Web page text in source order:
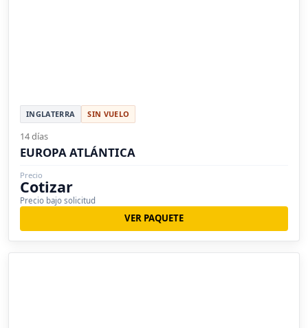
INGLATERRA SIN VUELO
14 días
EUROPA ATLÁNTICA
Precio
Cotizar
Precio bajo solicitud
VER PAQUETE